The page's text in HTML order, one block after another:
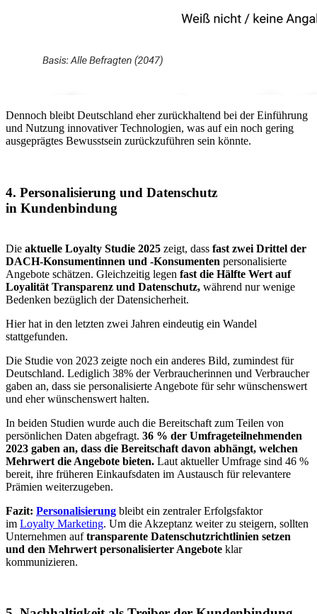
Dennoch bleibt Deutschland eher zurückhaltend bei der Einführung
und Nutzung innovativer Technologien, was auf ein noch gering
ausgeprägtes Bewusstsein zurückzuführen sein könnte.
4. Personalisierung und Datenschutz
in Kundenbindung
Die aktuelle Loyalty Studie 2025 zeigt, dass fast zwei Drittel der
DACH-Konsumentinnen und -Konsumenten personalisierte
Angebote schätzen. Gleichzeitig legen fast die Hälfte Wert auf
Loyalität Transparenz und Datenschutz, während nur wenige
Bedenken bezüglich der Datensicherheit.
Hier hat in den letzten zwei Jahren eindeutig ein Wandel
stattgefunden.
Die Studie von 2023 zeigte noch ein anderes Bild, zumindest für
Deutschland. Lediglich 38% der Verbraucherinnen und Verbraucher
gaben an, dass sie personalisierte Angebote für sehr wünschenswert
und eher wünschenswert halten.
In beiden Studien wurde auch die Bereitschaft zum Teilen von
persönlichen Daten abgefragt. 36 % der Umfrageteilnehmenden
2023 gaben an, dass die Bereitschaft davon abhängt, welchen
Mehrwert die Angebote bieten. Laut aktueller Umfrage sind 46 %
bereit, ihre früheren Einkaufsdaten im Austausch für relevantere
Prämien weiterzugeben.
Fazit: Personalisierung bleibt ein zentraler Erfolgsfaktor
im Loyalty Marketing. Um die Akzeptanz weiter zu steigern, sollten
Unternehmen auftransparente Datenschutzrichtlinien setzen
und den Mehrwert personalisierter Angebote klar
kommunizieren.